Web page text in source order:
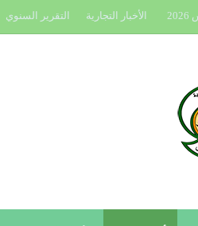
الأخبار التجارية التقرير السنوي